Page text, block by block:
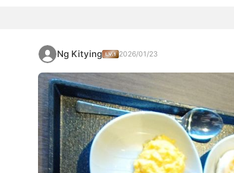
Ng Kitying 2026/01/23